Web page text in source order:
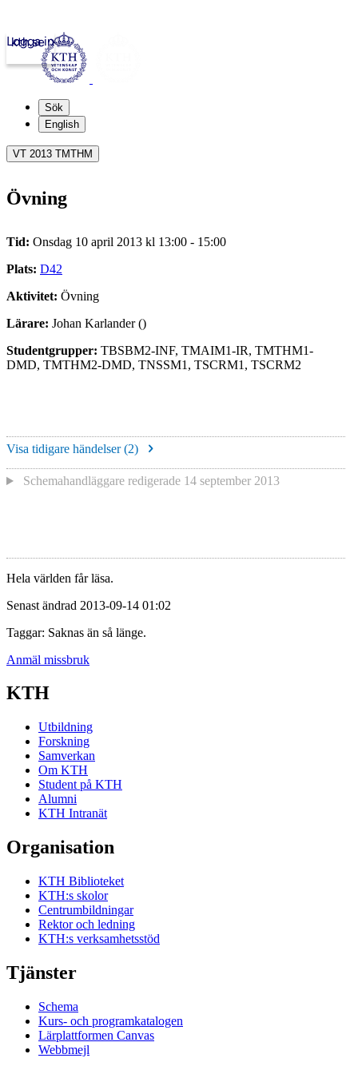
kth.se
Logga in
Sök
English
VT 2013 TMTHM
Övning
Tid: Onsdag 10 april 2013 kl 13:00 - 15:00
Plats: D42
Aktivitet: Övning
Lärare: Johan Karlander ()
Studentgrupper: TBSBM2-INF, TMAIM1-IR, TMTHM1-
DMD, TMTHM2-DMD, TNSSM1, TSCRM1, TSCRM2
Visa tidigare händelser (2)
Schemahandläggare redigerade 14 september 2013
Hela världen får läsa.
Senast ändrad 2013-09-14 01:02
Taggar: Saknas än så länge.
Anmäl missbruk
KTH
Utbildning
Forskning
Samverkan
Om KTH
Student på KTH
Alumni
KTH Intranät
Organisation
KTH Biblioteket
KTH:s skolor
Centrumbildningar
Rektor och ledning
KTH:s verksamhetsstöd
Tjänster
Schema
Kurs- och programkatalogen
Lärplattformen Canvas
Webbmejl